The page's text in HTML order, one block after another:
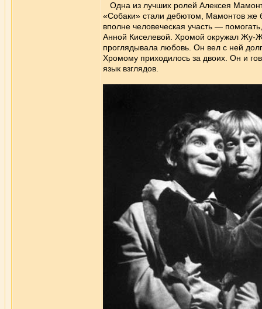
Одна из лучших ролей Алексея
«Собаки» стали дебютом, Мамонтов же
вполне человеческая участь —
Анной Киселевой. Хромой окружал Жу-
проглядывала любовь. Он вел с ней
Хромому приходилось за двоих. Он и
язык взглядов.